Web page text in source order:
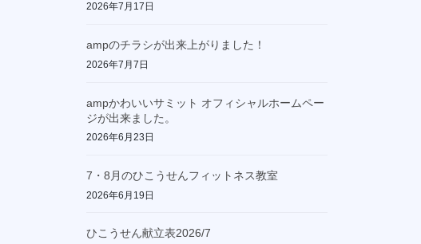
2026年7月17日
ampのチラシが出来上がりました！
2026年7月7日
ampかわいいサミット オフィシャルホームペー
ジが出来ました。
2026年6月23日
7・8月のひこうせんフィットネス教室
2026年6月19日
ひこうせん献立表2026/7